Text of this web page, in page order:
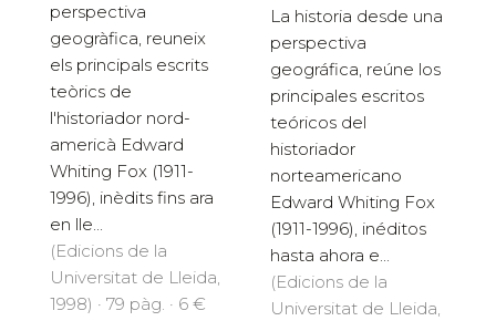
perspectiva
geogràfica, reuneix
els principals escrits
teòrics de
l'historiador nord-
americà Edward
Whiting Fox (1911-
1996), inèdits fins ara
en lle...
(Edicions de la
Universitat de Lleida,
1998) · 79 pàg. · 6 €
La historia desde una
perspectiva
geográfica, reúne los
principales escritos
teóricos del
historiador
norteamericano
Edward Whiting Fox
(1911-1996), inéditos
hasta ahora e...
(Edicions de la
Universitat de Lleida,